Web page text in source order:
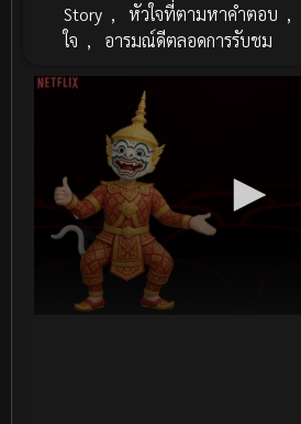
Story , หัวใจที่ตามหาคำตอบ ,
ใจ , อารมณ์ดีตลอดการรับชม